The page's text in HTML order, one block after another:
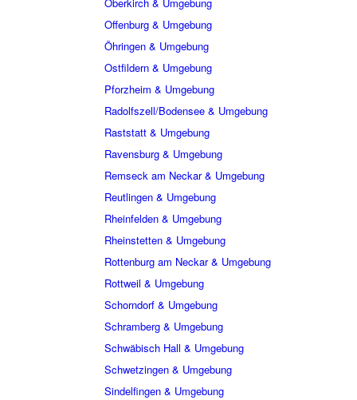
Offenburg & Umgebung
Öhringen & Umgebung
Ostfildern & Umgebung
Pforzheim & Umgebung
Radolfszell/Bodensee & Umgebung
Raststatt & Umgebung
Ravensburg & Umgebung
Remseck am Neckar & Umgebung
Reutlingen & Umgebung
Rheinfelden & Umgebung
Rheinstetten & Umgebung
Rottenburg am Neckar & Umgebung
Rottweil & Umgebung
Schorndorf & Umgebung
Schramberg & Umgebung
Schwäbisch Hall & Umgebung
Schwetzingen & Umgebung
Sindelfingen & Umgebung